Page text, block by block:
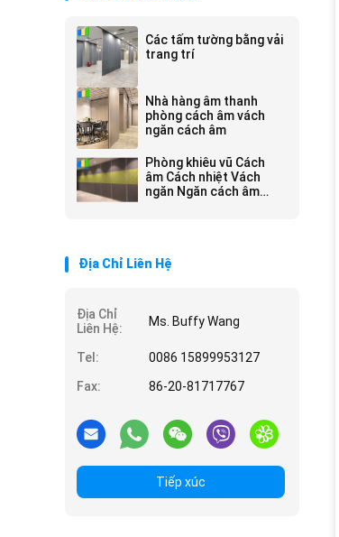
Các tấm tường bằng vải
trang trí
Nhà hàng âm thanh
phòng cách âm vách
ngăn cách âm
Phòng khiêu vũ Cách
âm Cách nhiệt Vách
ngăn Ngăn cách âm
Địa Chỉ Liên Hệ
Địa Chỉ
Liên Hệ:
Ms. Buffy Wang
Tel:
0086 15899953127
Fax:
86-20-81717767
Tiếp xúc